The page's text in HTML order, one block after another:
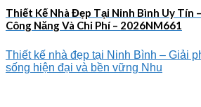
Thiết Kế Nhà Đẹp Tại Ninh Bình Uy Tín
Công Năng Và Chi Phí – 2026NM661
Thiết kế nhà đẹp tại Ninh Bình – Giải
sống hiện đại và bền vững Nhu